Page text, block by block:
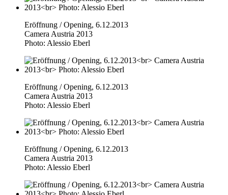
Eröffnung / Opening, 6.12.2013
Camera Austria 2013
Photo: Alessio Eberl
Eröffnung / Opening, 6.12.2013
Camera Austria 2013
Photo: Alessio Eberl
Eröffnung / Opening, 6.12.2013
Camera Austria 2013
Photo: Alessio Eberl